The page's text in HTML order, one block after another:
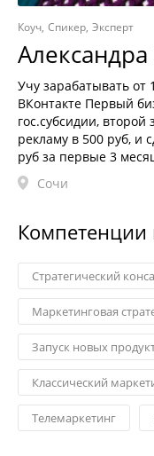
Коуч Спикер Эксперт
Учу зарабатывать
ВКонтакте Первый
гос.субсидии,
рекламу в 500 руб, и
руб за первые 3
Сочи
Компетенции
Стратегический
Маркетинговая
Запуск новых
Классический
Телемаркетинг